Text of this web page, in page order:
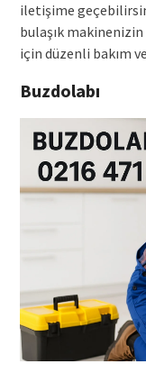
iletişime
bulaşık
için düzenli bakım
Buzdolabı